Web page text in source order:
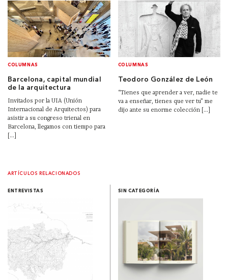
COLUMNAS
Barcelona, capital mundial
de la arquitectura
Invitados por la UIA (Unión
Internacional de Arquitectos) para
asistir a su congreso trienal en
Barcelona, llegamos con tiempo para
[...]
COLUMNAS
Teodoro González de León
“Tienes que aprender a ver, nadie te
va a enseñar, tienes que ver tu” me
dijo ante su enorme colección [...]
ARTÍCULOS RELACIONADOS
ENTREVISTAS SIN CATEGORÍA